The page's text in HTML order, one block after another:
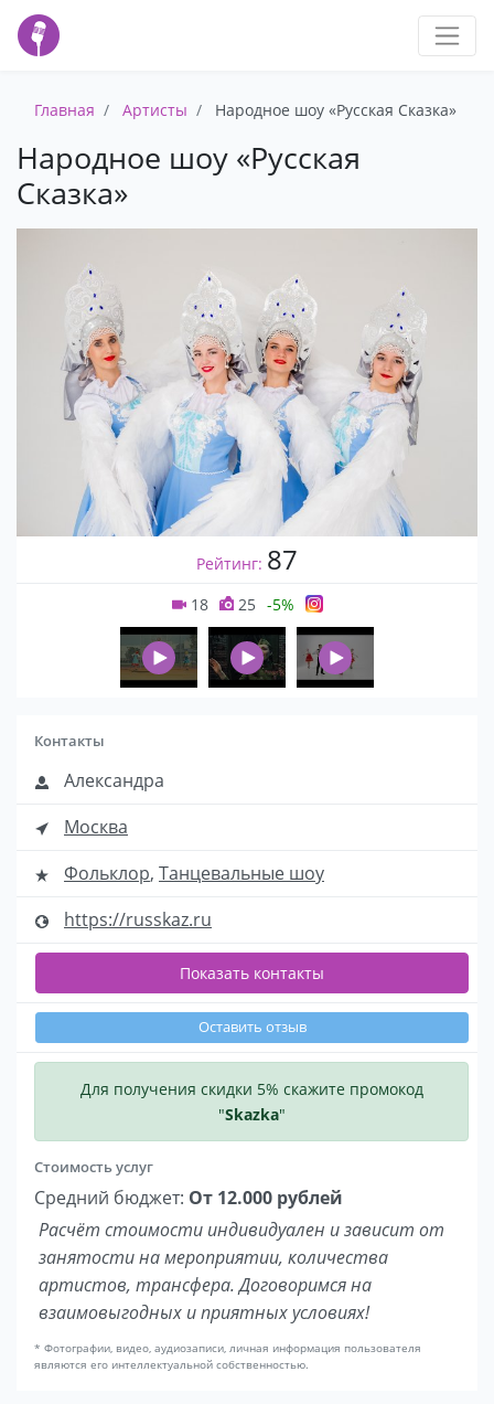
Главная Артисты Народное шоу «Русская Сказка»
Народное шоу «Русская
Сказка»
Рейтинг: 87
18 25 -5%
Контакты
Александра
Москва
Фольклор, Танцевальные шоу
https://russkaz.ru
Показать контакты
Оставить отзыв
Для получения скидки 5% скажите промокод
"Skazka"
Стоимость услуг
Средний бюджет: От 12.000 рублей
Расчёт стоимости индивидуален и зависит от
занятости на мероприятии, количества
артистов, трансфера. Договоримся на
взаимовыгодных и приятных условиях!
* Фотографии, видео, аудиозаписи, личная информация пользователя
являются его интеллектуальной собственностью.